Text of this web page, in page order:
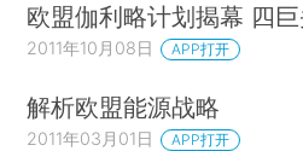
欧盟伽利略计划揭幕 四
2011年10月08日 APP打开
解析欧盟能源战略
2011年03月01日 APP打开